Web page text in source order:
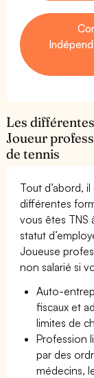
Les
Joueur
de tennis
Tout d’abord,
différentes
vous êtes TNS
statut
Joueuse
non salarié si
Auto-
fiscaux et
limites de
Profession
par des
médecins,